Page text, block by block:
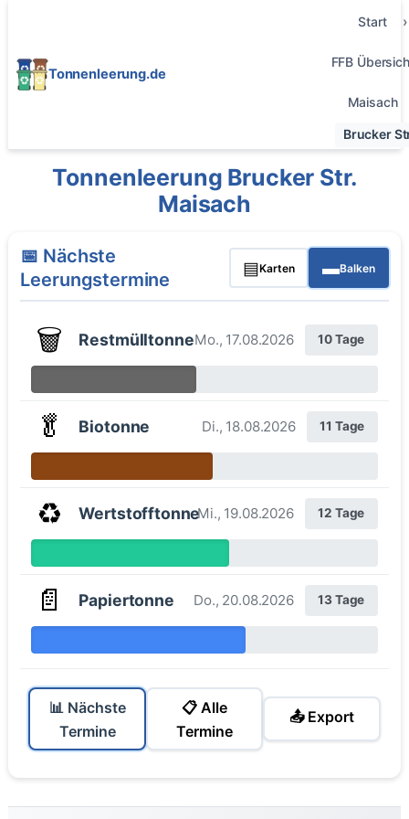
Tonnenleerung.de
Start
FFB
Maisach
Brucker
Tonnenleerung Brucker Str.
Maisach
📅 Nächste
Leerungstermine
▤Karten ▬Balken
🗑️ RestmülltonneMo., 17.08.2026 10 Tage
🥬 Biotonne Di., 18.08.2026 11 Tage
♻️ WertstofftonneMi., 19.08.2026 12 Tage
📄 Papiertonne Do., 20.08.2026 13 Tage
📊 Nächste
Termine
📋 Alle
Termine
📤 Export